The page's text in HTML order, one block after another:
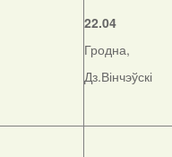
22.04
Гродна,
Дз.Вінчэўскі